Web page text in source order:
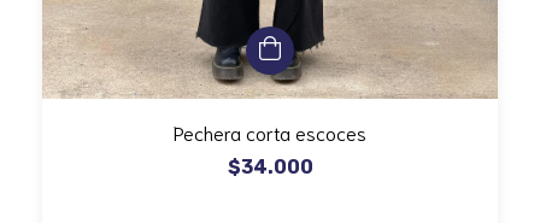
Pechera corta escoces
$34.000